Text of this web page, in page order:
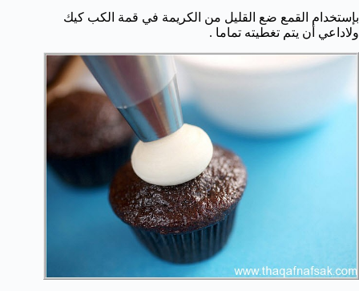
بإستخدام القمع ضع القليل من الكريمة في قمة الكب كيك
ولاداعي أن يتم تغطيته تماما .